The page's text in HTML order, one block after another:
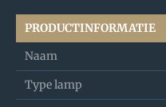
PRODUCTINFORMATIE
Naam
Type lamp